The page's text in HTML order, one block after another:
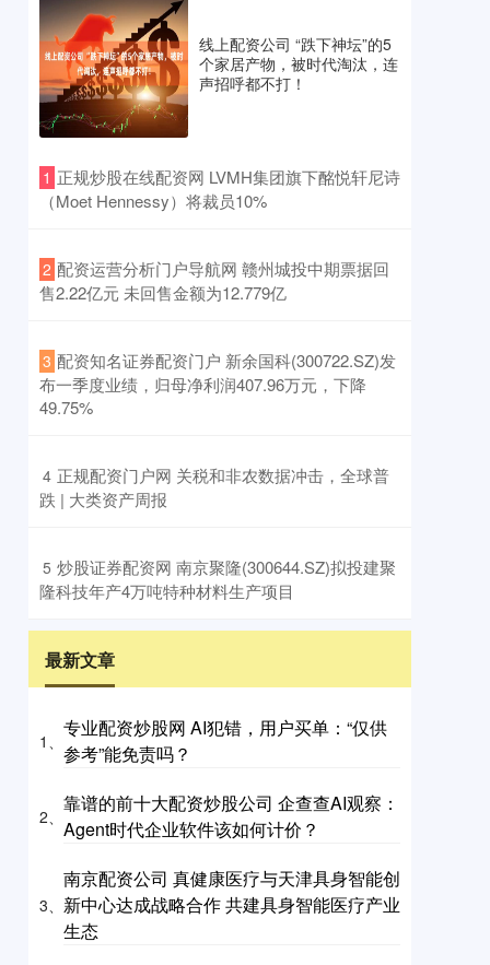
线上配资公司 “跌下神坛”的5
个家居产物，被时代淘汰，连
声招呼都不打！
1 ​正规炒股在线配资网 LVMH集团旗下酩悦轩尼诗
（Moet Hennessy）将裁员10%
2 ​配资运营分析门户导航网 赣州城投中期票据回
售2.22亿元 未回售金额为12.779亿
3 ​配资知名证券配资门户 新余国科(300722.SZ)发
布一季度业绩，归母净利润407.96万元，下降
49.75%
4 ​正规配资门户网 关税和非农数据冲击，全球普
跌 | 大类资产周报
5 ​炒股证券配资网 南京聚隆(300644.SZ)拟投建聚
隆科技年产4万吨特种材料生产项目
最新文章
1、
专业配资炒股网 AI犯错，用户买单：“仅供
参考”能免责吗？
2、
靠谱的前十大配资炒股公司 企查查AI观察：
Agent时代企业软件该如何计价？
3、
南京配资公司 真健康医疗与天津具身智能创
新中心达成战略合作 共建具身智能医疗产业
生态